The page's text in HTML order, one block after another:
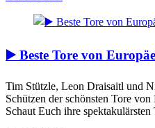
▶️ Beste Tore von
Tim Stützle, Leon Draisaitl und
Schützen der schönsten Tore
Schaut Euch ihre